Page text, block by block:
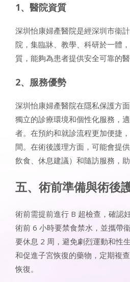
1、醫院資質​
深圳怡康婦產醫院是經深圳市衞
院，集臨牀、教學、科研於一體
質，能夠為患者提供安全可靠的醫
2、服務優勢​
深圳怡康婦產醫院在隱私保護方
獨立的診療環境和個性化服務，
者。在預約和就診流程更加便捷
間。在術後護理方面，可能會提
飲食、休息建議）和隨訪服務，助
五、術前準備與術後
術前需提前進行 B 超檢查，確認
術前 6 小時要禁食禁水，並攜帶
要休息 2 周，避免劇烈運動和性
和促進子宮恢復的藥物，定期複
恢復。​